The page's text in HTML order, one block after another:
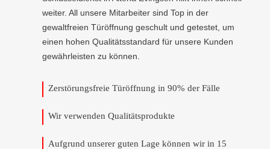
weiter. All unsere Mitarbeiter sind Top in der
gewaltfreien Türöffnung geschult und getestet, um
einen hohen Qualitätsstandard für unsere Kunden
gewährleisten zu können.
Zerstörungsfreie Türöffnung in 90% der Fälle
Wir verwenden Qualitätsprodukte
Aufgrund unserer guten Lage können wir in 15